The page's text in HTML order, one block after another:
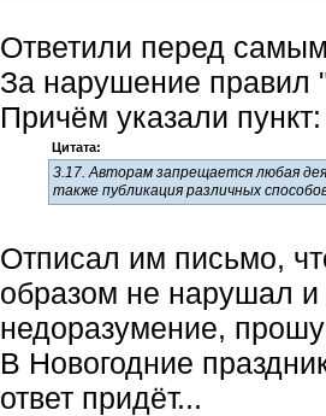
Ответили перед
За нарушение правил
Причём указали пункт:
Цитата:
3.17. Авторам запрещается любая
также публикация различных
Отписал им письмо,
образом не нарушал
недоразумение,
В Новогодние
ответ придёт...